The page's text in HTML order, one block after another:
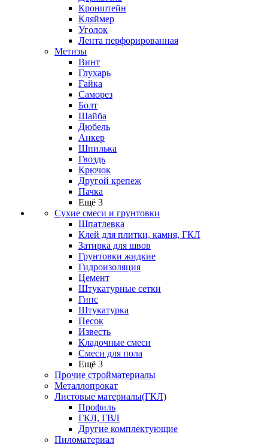
Кронштейн
Кляймер
Уголок
Лента перфорированная
Метизы
Винт
Глухарь
Гайка
Саморез
Болт
Шайба
Дюбель
Анкер
Шпилька
Гвоздь
Крючок
Другой крепеж
Пачка
Ещё 3
Сухие смеси и грунтовки
Шпатлевка
Клей для плитки, камня, ГКЛ
Затирка для швов
Грунтовки жидкие
Гидроизоляция
Цемент
Штукатурные сетки
Гипс
Штукатурка
Песок
Известь
Кладочные смеси
Смеси для пола
Ещё 3
Прочие стройматериалы
Металлопрокат
Листовые материалы(ГКЛ)
Профиль
ГКЛ, ГВЛ
Другие комплектующие
Пиломатериал